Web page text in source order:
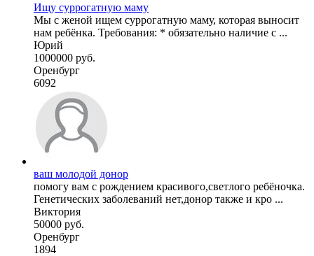
Ищу суррогатную маму
Мы с женой ищем суррогатную маму, которая выносит
нам ребёнка. Требования: * обязательно наличие с ...
Юрий
1000000 руб.
Оренбург
6092
ваш молодой донор
помогу вам с рождением красивого,светлого ребёночка.
Генетических заболеваний нет,донор также и кро ...
Виктория
50000 руб.
Оренбург
1894